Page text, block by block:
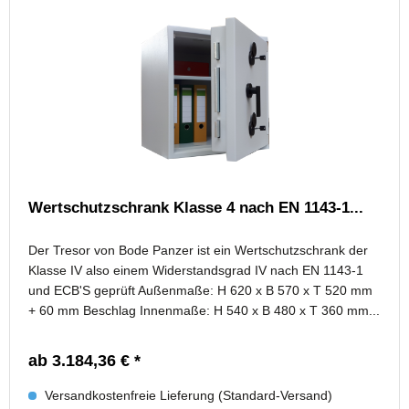
Wertschutzschrank Klasse 4 nach EN 1143-1...
Der Tresor von Bode Panzer ist ein Wertschutzschrank der
Klasse IV also einem Widerstandsgrad IV nach EN 1143-1
und ECB'S geprüft Außenmaße: H 620 x B 570 x T 520 mm
+ 60 mm Beschlag Innenmaße: H 540 x B 480 x T 360 mm...
ab 3.184,36 € *
Versandkostenfreie Lieferung (Standard-Versand)